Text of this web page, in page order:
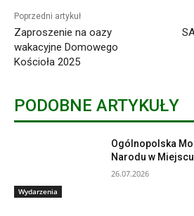
Poprzedni artykuł
Zaproszenie na oazy
wakacyjne Domowego
Kościoła 2025
PODOBNE ARTYKUŁY
Wydarzenia
Ogólnopolska
Narodu w
26.07.2026